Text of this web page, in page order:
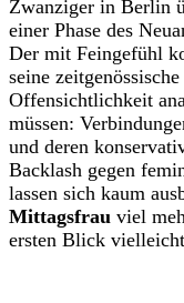
Zwanziger in Berlin
einer Phase des
Der mit Feingefühl
seine
Offensichtlichkeit
müssen:
und deren
Backlash gegen
lassen sich kaum
Mittagsfrau viel
ersten Blick